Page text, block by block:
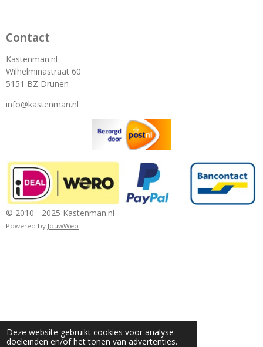
Deze website gebruikt cookies voor analyse-
doeleinden en/of het tonen van advertenties.
Contact
Kastenman.nl
Wilhelminastraat 60
5151 BZ Drunen
info@kastenman.nl
© 2010 - 2025 Kastenman.nl
Powered by JouwWeb